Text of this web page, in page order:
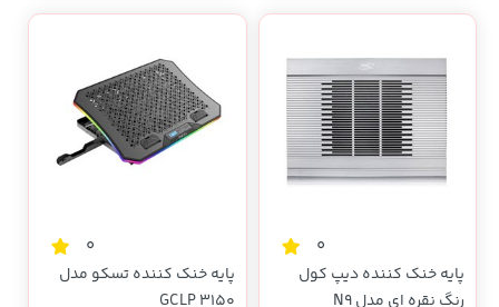
0
پایه خنک کننده دیپ کول
رنگ نقره ای مدل N9
0
پایه خنک کننده تسکو مدل
GCLP 3150